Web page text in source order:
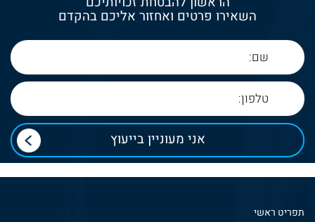
השאירו פרטים ואחזור אליכם בהקדם
תפריט ראשי